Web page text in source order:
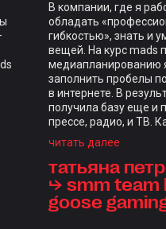
В компании, где я
обладать
гибкостью», знать и
вещей. На курс mads
медиапланированию
заполнить пробелы
в интернете. В
получила базу еще и
прессе, радио, и ТВ.
индивидуальным
каждого студента,
редкость.
стал итоговый
проверкой на
читать далее
татьяна
⮡ smm team
goose